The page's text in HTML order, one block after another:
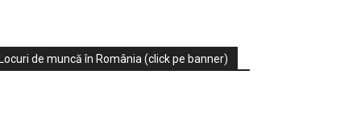
Locuri de muncă în România (click pe banner)